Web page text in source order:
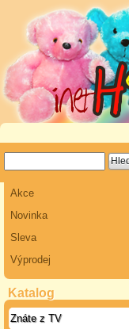
Akce
Novinka
Sleva
Výprodej
Katalog
Znáte z TV